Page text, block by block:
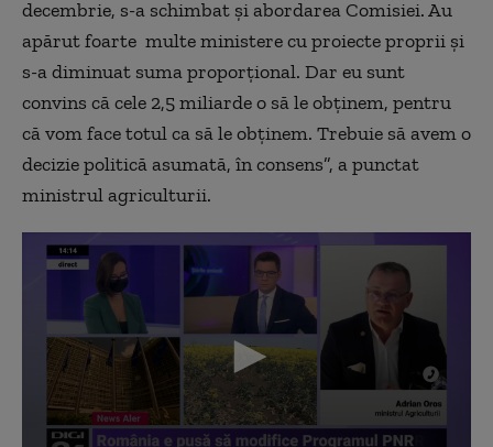
decembrie, s-a schimbat și abordarea Comisiei. Au
apărut foarte multe ministere cu proiecte proprii și
s-a diminuat suma proporțional. Dar eu sunt
convins că cele 2,5 miliarde o să le obținem, pentru
că vom face totul ca să le obținem. Trebuie să avem o
decizie politică asumată, în consens”, a punctat
ministrul agriculturii.